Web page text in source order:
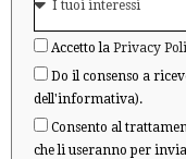
Accetto la Privacy
Do il consenso a
dell'informativa).
Consento al
che li useranno per